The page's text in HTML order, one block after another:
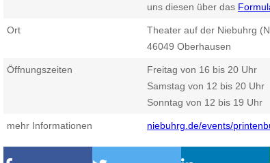
uns diesen über das
Ort
Theater auf der Niebuhrg
46049 Oberhausen
Öffnungszeiten
Freitag von 16 bis 20 Uhr
Samstag von 12 bis 20 Uhr
Sonntag von 12 bis 19 Uhr
mehr Informationen niebuhrg.de/events/